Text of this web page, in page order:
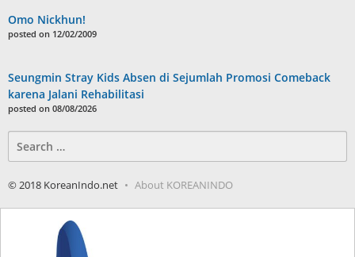
Omo Nickhun!
posted on 12/02/2009
Seungmin Stray Kids Absen di Sejumlah Promosi Comeback
karena Jalani Rehabilitasi
posted on 08/08/2026
for:
© 2018 KoreanIndo.net About KOREANINDO